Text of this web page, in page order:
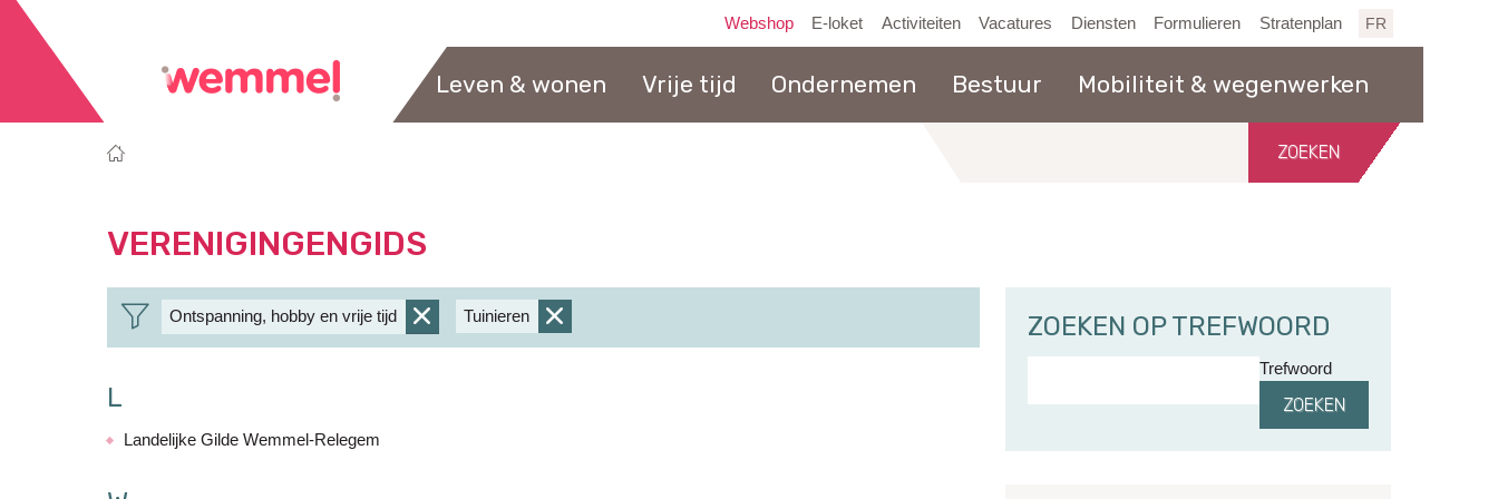
Webshop E-loket Activiteiten Vacatures Diensten Formulieren Stratenplan FR
Leven & wonen Vrije tijd Ondernemen Bestuur Mobiliteit & wegenwerken
bent
VERENIGINGENGIDS
verwijder
Ontspanning, hobby en vrije tijd
verwijder
Tuinieren
L
Landelijke Gilde Wemmel-Relegem
ZOEKEN OP TREFWOORD
Trefwoord